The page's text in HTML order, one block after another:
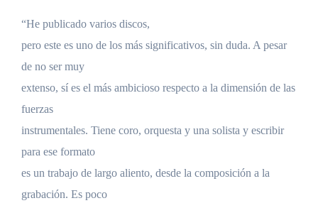
“He publicado varios discos,
pero este es uno de los más significativos, sin duda. A pesar
de no ser muy
extenso, sí es el más ambicioso respecto a la dimensión de las
fuerzas
instrumentales. Tiene coro, orquesta y una solista y escribir
para ese formato
es un trabajo de largo aliento, desde la composición a la
grabación. Es poco